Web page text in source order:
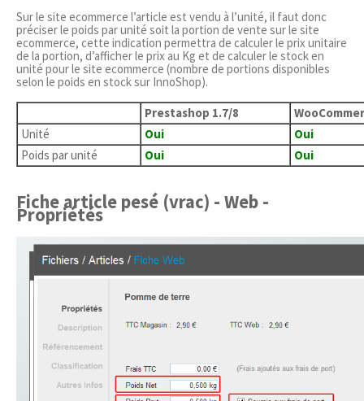
Sur le site ecommerce l’article est vendu à l’unité, il faut donc
préciser le poids par unité soit la portion de vente sur le site
ecommerce, cette indication permettra de calculer le prix unitaire
de la portion, d’afficher le prix au Kg et de calculer le stock en
unité pour le site ecommerce (nombre de portions disponibles
selon le poids en stock sur InnoShop).
Prestashop 1.7/8
Unité
Oui
Oui
Poids par unité
Oui Oui
Fiche article pesé (vrac) - Web -
Propriétés